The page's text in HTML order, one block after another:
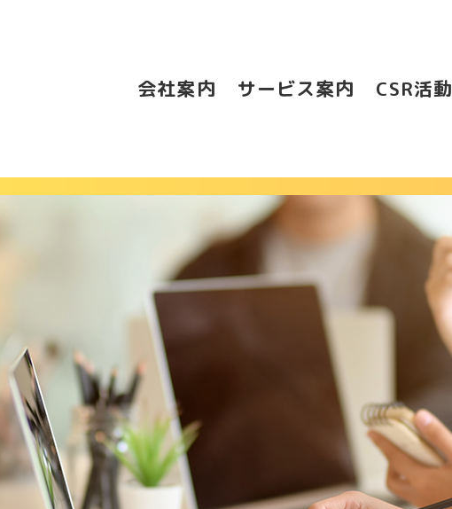
会社案内 サービス案内 CSR活動